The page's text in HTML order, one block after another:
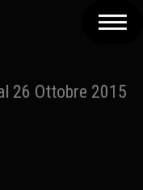
26 Ottobre 2015